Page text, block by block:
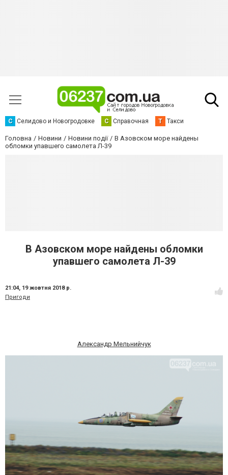
С Селидово и Новогродовке С Справочная Т Такси
Головна Новини Новини події
В Азовском море найдены
обломки упавшего самолета Л-39
В Азовском море найдены обломки
упавшего самолета Л-39
21:04, 19 жовтня 2018 р.
Пригоди
Александр Мельнийчук